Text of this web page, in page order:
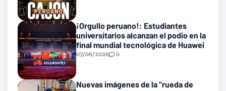
¡Orgullo peruano!: Estudiantes
universitarios alcanzan el podio en la
final mundial tecnológica de Huawei
07/06/2026 0
Nuevas imágenes de la "rueda de